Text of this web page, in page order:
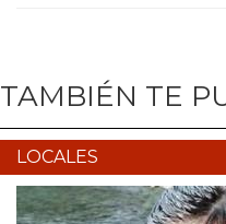
TAMBIÉN TE
LOCALES